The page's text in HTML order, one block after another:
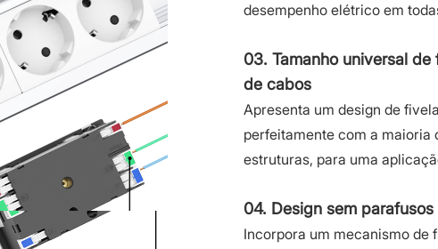
desempenho elétrico em
03. Tamanho universal
de cabos
Apresenta um design de
perfeitamente com a maioria
estruturas, para uma
04. Design sem
Incorpora um mecanismo de